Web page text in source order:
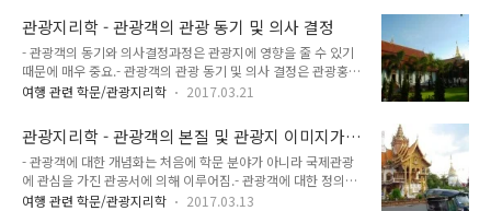
가 관광을 통제하기 때문에 지엽적으로 관광객에 초점을 맞추는
것은 지나치다고 함. - 관광객..
됨. 휴양지는 일상권과 달리 이국적인 배경을 지니고 있는데 이
러한 이국적인 휴양지에서 극소수의 관광객만 집에서와 같은 편
안함을 추구하고 대부분의 관광객은 마치 식민주의자 같은 공격
적인 행태를 보인다고 함. 휴가 중인 사람은 대개 자기 중심적이
고 다른 사람에 대해 관심이 적으며, 특히 지역주민에 무관심함.
활동과 관광객 일정표를 기초로 좀 더 세부적인 분석에 초점을
두고 있음.- 일반적인 관광..
관광지리학 - 관광객의 관광 동기 및 의사 결정
- 관광객의 동기와 의사결정과정은 관광지에 영향을 줄 수 있기
때문에 매우 중요.- 관광객의 관광 동기 및 의사 결정은 관광홍보
와 관광지 계획과 관련해 경제적인 고려 대상이 됨.- 관광사업체
쟁적이며, 시장이 심하게 분화되었다는 특징을 띰.- 통제나 관광
객의 의사결정에 강하게 영향을 주는 요소는 관광객의 주의를 환
경적으로 민감한 지역에서 다른 곳으로 돌리는 것처럼 관광계획
에 매우 중요. - 무엇이 관광객의 의사결정에 영향을 주는지 파악
하려고 할 때, 관광객의 동기 측정에 극단적인 문제가 있다는 점
여행 관련 학문/관광지리학 2017.03.21
관광지리학 - 관광객의 본질 및 관광지 이미지가
관광객에 주는 영향
- 관광객에 대한 개념화는 처음에 학문 분야가 아니라 국제관광
에 관심을 가진 관공서에 의해 이루어짐.- 관광객에 대한 정의는
국제관광에 대한 연구를 할 때 중요.- 관광객에 대한 정의의 목적
여행 관련 학문/관광지리학 2017.03.13